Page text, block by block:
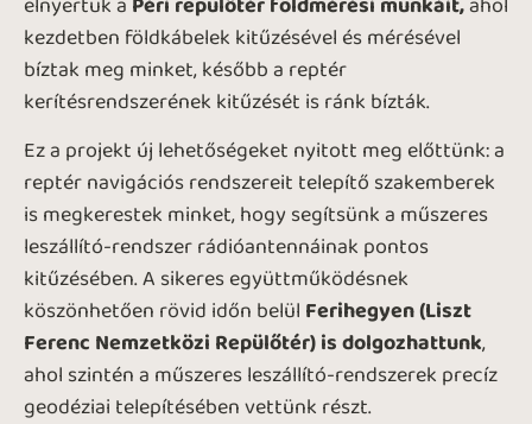
kezdetben földkábelek kitűzésével és mérésével
bíztak meg minket, később a reptér
kerítésrendszerének kitűzését is ránk bízták.
Ez a projekt új lehetőségeket nyitott meg előttünk: a
reptér navigációs rendszereit telepítő szakemberek
is megkerestek minket, hogy segítsünk a műszeres
leszállító-rendszer rádióantennáinak pontos
kitűzésében. A sikeres együttműködésnek
köszönhetően rövid időn belül Ferihegyen (Liszt
Ferenc Nemzetközi Repülőtér) is dolgozhattunk,
ahol szintén a műszeres leszállító-rendszerek precíz
geodéziai telepítésében vettünk részt.